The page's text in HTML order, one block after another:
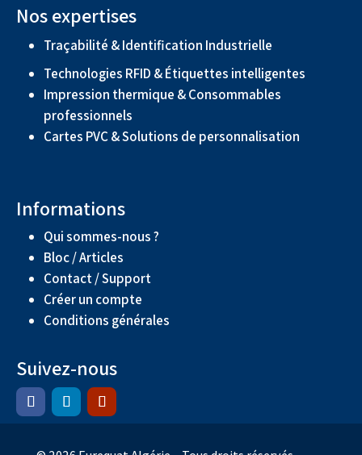
Nos expertises
Traçabilité & Identification Industrielle
Technologies RFID & Étiquettes intelligentes
Impression thermique & Consommables
professionnels
Cartes PVC & Solutions de personnalisation
Informations
Qui sommes-nous ?
Bloc / Articles
Contact / Support
Créer un compte
Conditions générales
Suivez-nous